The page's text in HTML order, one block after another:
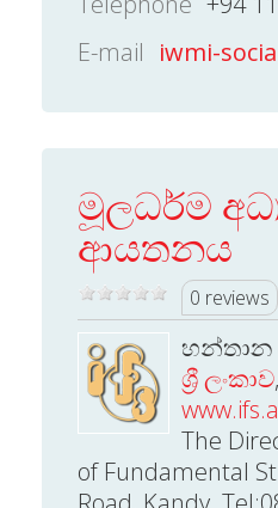
E-mail iwmi-
මූලධර්ම
ආයතනය
0 reviews
හන්තාන
ශ්‍රී ලංකාව
The
of Fundamental